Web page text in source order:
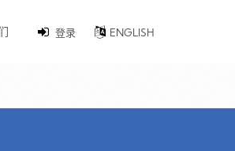
登录 ENGLISH